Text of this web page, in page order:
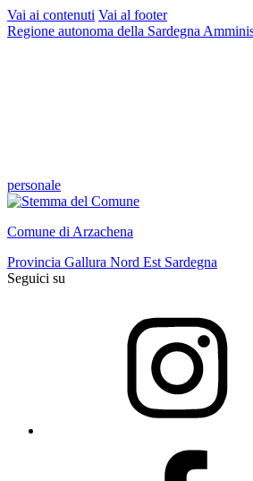
Vai ai contenuti Vai al footer
Regione autonoma della Sardegna
personale
Comune di Arzachena
Provincia Gallura Nord Est Sardegna
Seguici su